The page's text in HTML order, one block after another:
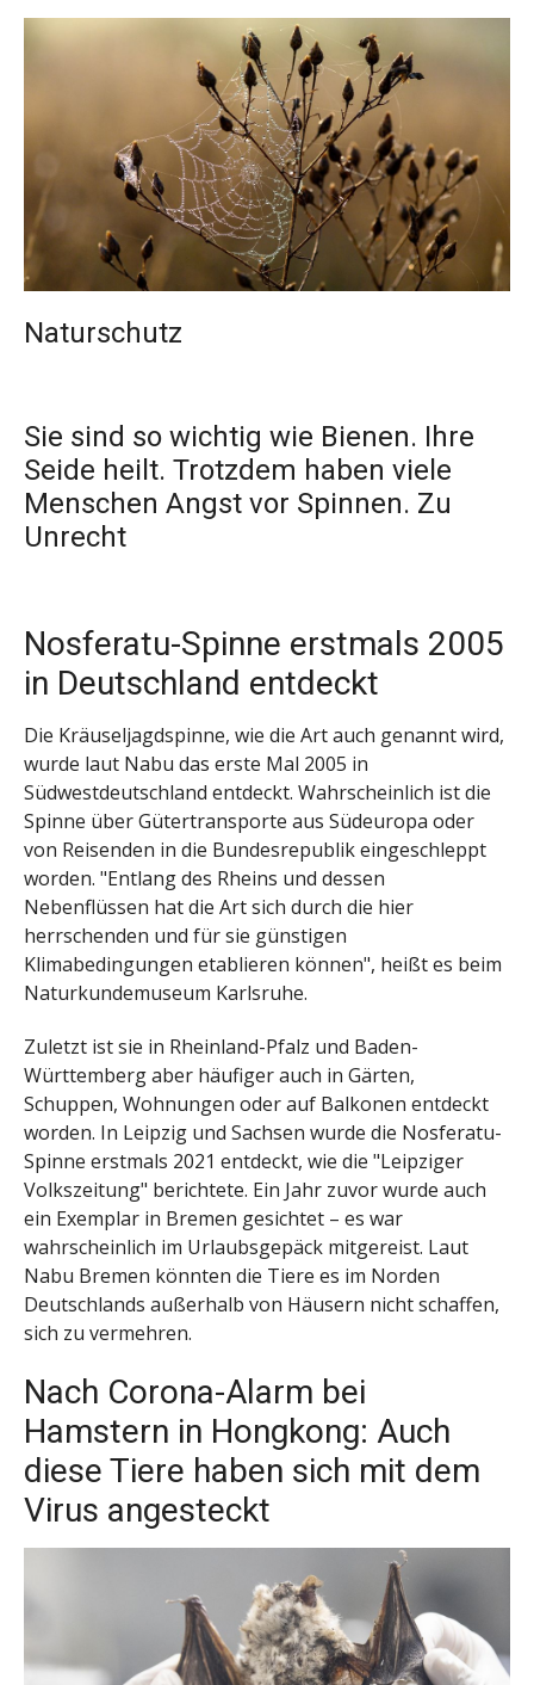
Naturschutz
Sie sind so wichtig wie Bienen. Ihre
Seide heilt. Trotzdem haben viele
Menschen Angst vor Spinnen. Zu
Unrecht
Nosferatu-Spinne erstmals 2005
in Deutschland entdeckt
Die Kräuseljagdspinne, wie die Art auch genannt wird,
wurde laut Nabu das erste Mal 2005 in
Südwestdeutschland entdeckt. Wahrscheinlich ist die
Spinne über Gütertransporte aus Südeuropa oder
von Reisenden in die Bundesrepublik eingeschleppt
worden. "Entlang des Rheins und dessen
Nebenflüssen hat die Art sich durch die hier
herrschenden und für sie günstigen
Klimabedingungen etablieren können", heißt es beim
Naturkundemuseum Karlsruhe.
Zuletzt ist sie in Rheinland-Pfalz und Baden-
Württemberg aber häufiger auch in Gärten,
Schuppen, Wohnungen oder auf Balkonen entdeckt
worden. In Leipzig und Sachsen wurde die Nosferatu-
Spinne erstmals 2021 entdeckt, wie die "Leipziger
Volkszeitung" berichtete. Ein Jahr zuvor wurde auch
ein Exemplar in Bremen gesichtet – es war
wahrscheinlich im Urlaubsgepäck mitgereist. Laut
Nabu Bremen könnten die Tiere es im Norden
Deutschlands außerhalb von Häusern nicht schaffen,
sich zu vermehren.
Nach Corona-Alarm bei
Hamstern in Hongkong: Auch
diese Tiere haben sich mit dem
Virus angesteckt